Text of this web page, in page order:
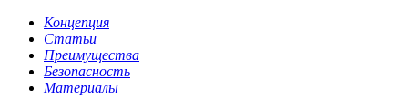
Концепция
Статьи
Преимущества
Безопасность
Материалы